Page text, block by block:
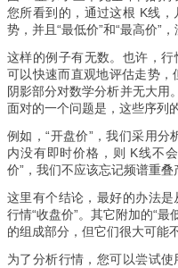
您所看到的，通过这根 K线
势，并且“最低价”和“最高价”，
这样的例子有无数。也许，行
可以快速而直观地评估走势，
阴影部分对数学分析并无大用
面对的一个问题是，这些序列
例如，“开盘价”，我们采用
内没有即时价格，则 K线不
价”，我们不应该忘记频谱重叠
这里有个结论，最好的办法
行情“收盘价”。其它附加的“最
的组成部分，但它们很大可能
为了分析行情，您可以尝试